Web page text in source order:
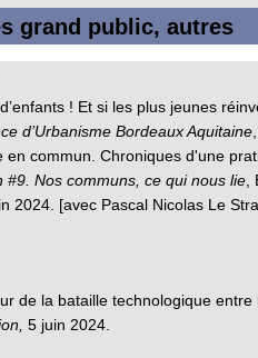
grand public, autres
! Et si les plus jeunes
d’Urbanisme Bordeaux Aquitaine
en commun. Chroniques d'une
#9. Nos communs, ce qui nous lie
2024. [avec Pascal Nicolas Le
de la bataille technologique entre
5 juin 2024.